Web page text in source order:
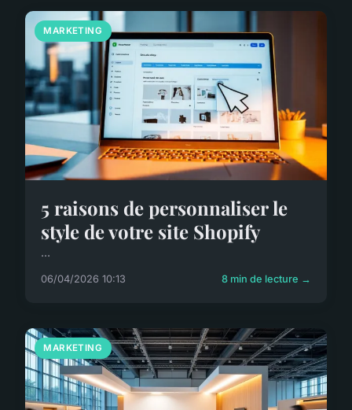
MARKETING
5 raisons de personnaliser le
style de votre site Shopify
...
06/04/2026 10:13 8 min de lecture →
MARKETING